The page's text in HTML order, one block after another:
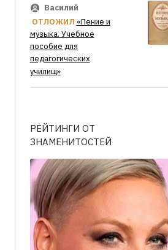
Василий
ОТЛОЖИЛ «Пение и
музыка. Учебное
пособие для
педагогических
училищ»
РЕЙТИНГИ ОТ
ЗНАМЕНИТОСТЕЙ